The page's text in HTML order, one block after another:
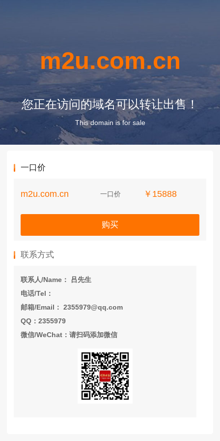
m2u.com.cn
您正在访问的域名可以转让出售！
This domain is for sale
一口价
m2u.com.cn 一口价 ￥15888
购买
联系方式
联系人/Name： 吕先生
电话/Tel：
邮箱/Email： 2355979@qq.com
QQ：2355979
微信/WeChat：请扫码添加微信